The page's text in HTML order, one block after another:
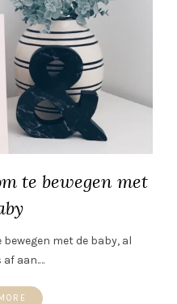
te bewegen met
met de baby, al
aan.…